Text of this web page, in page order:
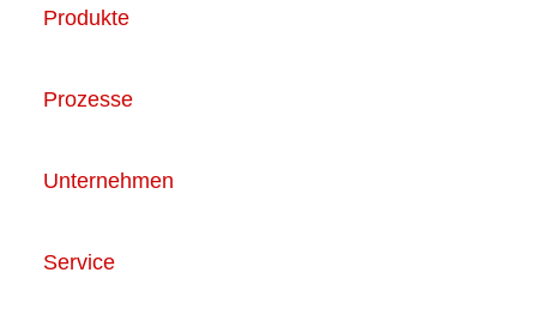
Produkte
Prozesse
Unternehmen
Service